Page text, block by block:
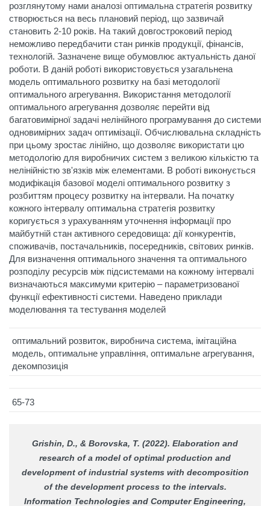
розглянутому нами аналозі оптимальна стратегія розвитку
створюється на весь плановий період, що зазвичай
становить 2-10 років. На такий довгостроковий період
неможливо передбачити стан ринків продукції, фінансів,
технологій. Зазначене вище обумовлює актуальність даної
роботи. В даній роботі використовується узагальнена
модель оптимального розвитку на базі методології
оптимального агрегування. Використання методології
оптимального агрегування дозволяє перейти від
багатовимірної задачі нелінійного програмування до системи
одновимірних задач оптимізації. Обчислювальна складність
при цьому зростає лінійно, що дозволяє використати цю
методологію для виробничих систем з великою кількістю та
нелінійністю зв'язків між елементами. В роботі виконується
модифікація базової моделі оптимального розвитку з
розбиттям процесу розвитку на інтервали. На початку
кожного інтервалу оптимальна стратегія розвитку
коригується з урахуванням уточнення інформації про
майбутній стан активного середовища: дії конкурентів,
споживачів, постачальників, посередників, світових ринків.
Для визначення оптимального значення та оптимального
розподілу ресурсів між підсистемами на кожному інтервалі
визначаються максимуми критерію – параметризованої
функції ефективності системи. Наведено приклади
моделювання та тестування моделей
оптимальний розвиток, виробнича система, імітаційна
модель, оптимальне управління, оптимальне агрегування,
декомпозиція
65-73
Grishin, D., & Borovska, T. (2022). Elaboration and
research of a model of optimal production and
development of industrial systems with decomposition
of the development process to the intervals.
Information Technologies and Computer Engineering,